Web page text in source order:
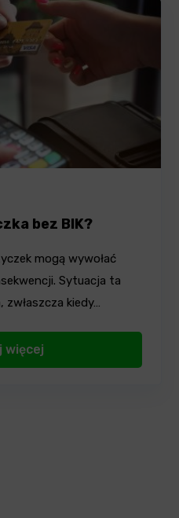
bez BIK?
mogą wywołać
Sytuacja ta
kiedy…
więcej